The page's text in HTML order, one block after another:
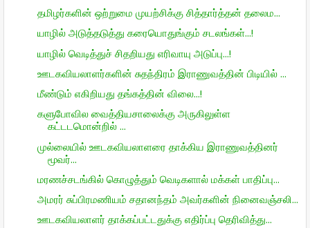
தமிழர்களின் ஒற்றுமை முயற்சிக்கு சித்தார்த்தன் தலைம...
யாழில் அடுத்தடுத்து கரையொதுங்கும் சடலங்கள்...!
யாழில் வெடித்துச் சிதறியது எரிவாயு அடுப்பு...!
ஊடகவியலாளர்களின் சுதந்திரம் இராணுவத்தின் பிடியில் ...
மீண்டும் எகிறியது தங்கத்தின் விலை...!
களுபோவில வைத்தியசாலைக்கு அருகிலுள்ள
கட்டடமொன்றில் ...
முல்லையில் ஊடகவியலாளரை தாக்கிய இராணுவத்தினர்
மூவர்...
மரணச்சடங்கில் கொழுத்தும் வெடிகளால் மக்கள் பாதிப்பு...
அமரர் சுப்பிரமணியம் சதானந்தம் அவர்களின் நினைவஞ்சலி...
ஊடகவியலாளர் தாக்கப்பட்டதுக்கு எதிர்ப்பு தெரிவித்து...